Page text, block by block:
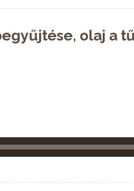
olaj a